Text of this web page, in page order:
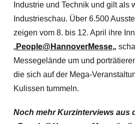
Industrie und Technik und gilt als
Industrieschau. Über 6.500
zeigen vom 8. bis 12. April ihre
„People@HannoverMesse„
Messegelände um und
die sich auf der Mega-
Kulissen tummeln.
Noch mehr Kurzinterviews aus